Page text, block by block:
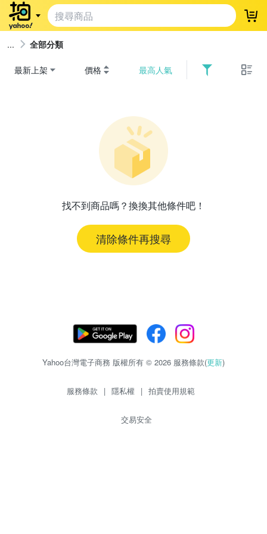
登
全部分類
最新上架 價格 最高人氣
找不到商品嗎？換換其他條件吧！
清除條件再搜尋
Yahoo台灣電子商務 版權所有 © 2026 服務條款(更新)
服務條款 | 隱私權 | 拍賣使用規範
交易安全